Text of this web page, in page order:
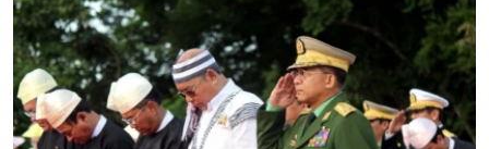
သို့
ကျော်
ကြည့်
ရန်
ပင်မ
အစ္စရေး-ပါလက်စတိုင်း
အင်္ဂလိပ်စာလေ့လာမယ်
အမေရိကန်သုံးအီဒီယံ
မကြေးမုံရဲ့ အင်္ဂလိပ်စာ
ရုပ်ရှင်ထဲက အင်္ဂလိပ်စာ
အပတ်စဉ်ကဏ္ဍများ
ရေဒီယို
တီဗွီ
ရေဒီယိုနှင့်ရုပ်သံ အချက်အလက်များ
ရေဒီယို/တီဗွီအစီအစဉ်